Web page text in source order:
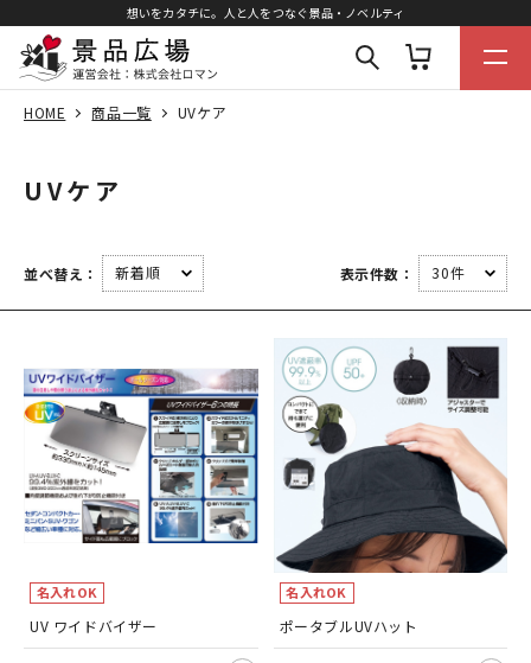
想いをカタチに。人と人をつなぐ景品・ノベルティ
HOME 商品一覧 UVケア
UVケア
並べ替え： 表示件数：
名入れOK
UV ワイドバイザー
名入れOK
ポータブルUVハット